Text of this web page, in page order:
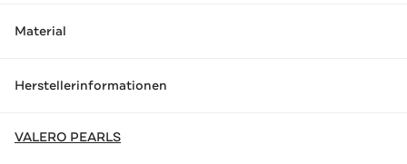
Material
Herstellerinformationen
VALERO PEARLS